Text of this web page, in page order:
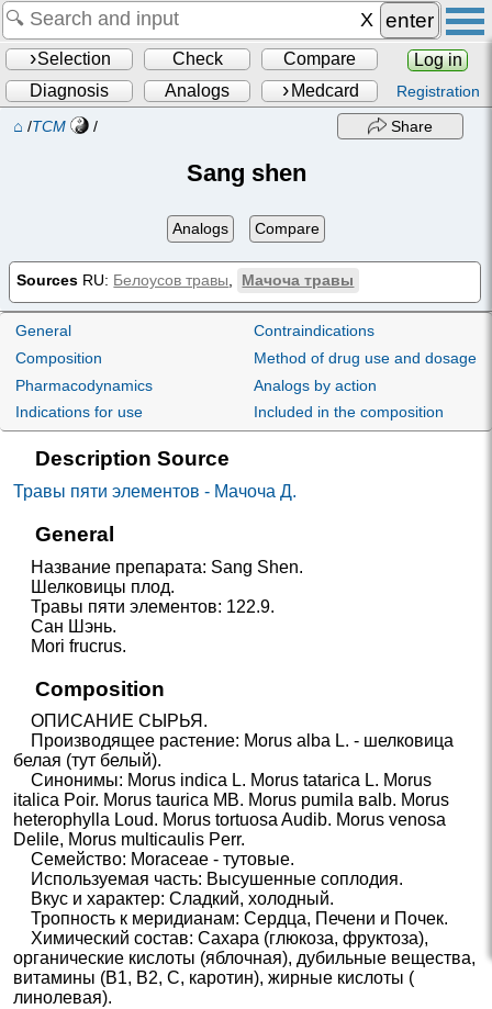
enter
Selection Check Compare
Log in
Diagnosis
Analogs Medcard Registration
⌂ /TCM / Share
Sang shen
Analogs Compare
Sources RU: Белоусов травы Мачоча травы
General
Composition
Pharmacodynamics
Indications for use
Contraindications
Method of drug use and dosage
Analogs by action
Included in the composition
Description Source
Травы пяти элементов - Мачоча Д.
General
Название препарата: Sang Shen.
Шелковицы плод.
Травы пяти элементов: 122.9.
Сан Шэнь.
Mori frucrus.
Composition
ОПИСАНИЕ СЫРЬЯ.
Производящее растение: Morus alba L. - шелковица
белая (тут белый).
Синонимы: Morus indica L. Morus tatarica L. Morus
italica Poir. Morus taurica MB. Morus pumila вalb. Morus
heterophylla Loud. Morus tortuosa Audib. Morus venosa
Delile, Morus multicaulis Perr.
Семейство: Moraceae - тутовые.
Используемая часть: Высушенные соплодия.
Вкус и характер: Сладкий, холодный.
Тропность к меридианам: Сердца, Печени и Почек.
Химический состав: Сахара (глюкоза, фруктоза),
органические кислоты (яблочная), дубильные вещества,
витамины (B1, В2, С, каротин), жирные кислоты (
линолевая).